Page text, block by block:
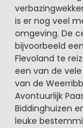
is er nog veel
omgeving. De
bijvoorbeeld
Flevoland te
een van de
van de
Avontuurlijk
Biddinghuizen
leuke